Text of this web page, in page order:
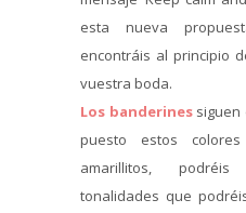
esta nueva
encontráis al principio
vuestra boda.
Los banderines siguen
puesto estos
amarillitos,
tonalidades que